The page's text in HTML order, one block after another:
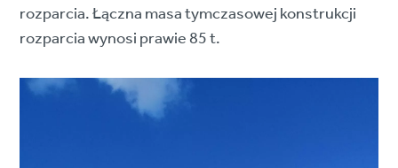
rozparcia. Łączna masa tymczasowej konstrukcji
rozparcia wynosi prawie 85 t.